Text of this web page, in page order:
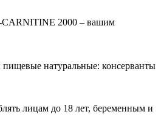
CARNITINE 2000 – вашим
натуральные: консерванты
лицам до 18 лет, беременным и